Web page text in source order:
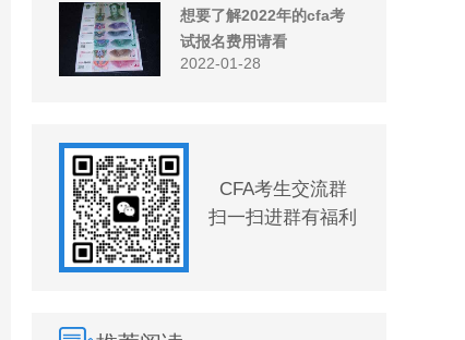
想要了解2022年的cfa考
试报名费用请看
2022-01-28
CFA考生交流群
扫一扫进群有福利